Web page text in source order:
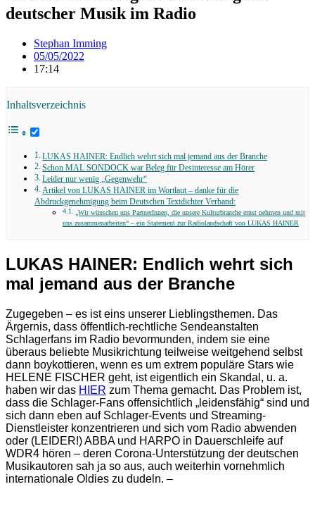
deutscher Musik im Radio
Stephan Imming
05/05/2022
17:14
Inhaltsverzeichnis
LUKAS HAINER: Endlich wehrt sich mal jemand aus der Branche
Schon MAL SONDOCK war Beleg für Desinteresse am Hörer
Leider nur wenig „Gegenwehr“
Artikel von LUKAS HAINER im Wortlaut – danke für die
Abdruckgenehmigung beim Deutschen Textdichter Verband:
„Wir wünschen uns PartnerInnen, die unsere Kulturbranche ernst nehmen und mit
uns zusammenarbeiten“ – ein Statement zur Radiolandschaft von LUKAS HAINER
LUKAS HAINER: Endlich wehrt sich
mal jemand aus der Branche
Zugegeben – es ist eins unserer Lieblingsthemen. Das
Ärgernis, dass öffentlich-rechtliche Sendeanstalten
Schlagerfans im Radio bevormunden, indem sie eine
überaus beliebte Musikrichtung teilweise weitgehend selbst
dann boykottieren, wenn es um extrem populäre Stars wie
HELENE FISCHER geht, ist eigentlich ein Skandal, u. a.
haben wir das HIER zum Thema gemacht. Das Problem ist,
dass die Schlager-Fans offensichtlich „leidensfähig“ sind und
sich dann eben auf Schlager-Events und Streaming-
Dienstleister konzentrieren und sich vom Radio abwenden
oder (LEIDER!) ABBA und HARPO in Dauerschleife auf
WDR4 hören – deren Corona-Unterstützung der deutschen
Musikautoren sah ja so aus, auch weiterhin vornehmlich
internationale Oldies zu dudeln. –